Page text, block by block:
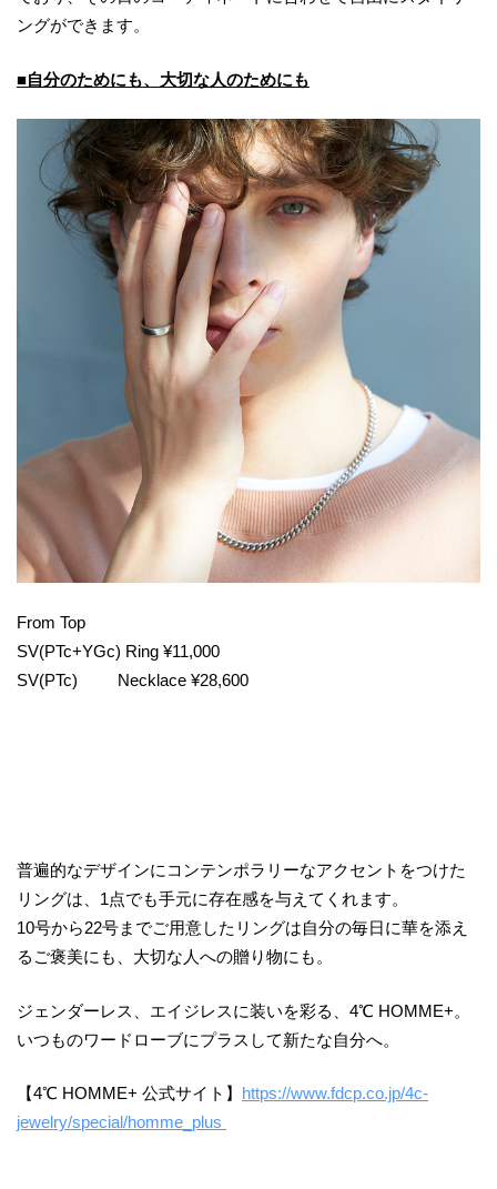
ングができます。
■自分のためにも、大切な人のためにも
From Top
SV(PTc+YGc) Ring ¥11,000
SV(PTc) Necklace ¥28,600
普遍的なデザインにコンテンポラリーなアクセントをつけた
リングは、1点でも手元に存在感を与えてくれます。
10号から22号までご用意したリングは自分の毎日に華を添え
るご褒美にも、大切な人への贈り物にも。
ジェンダーレス、エイジレスに装いを彩る、4℃ HOMME+。
いつものワードローブにプラスして新たな自分へ。
【4℃ HOMME+ 公式サイト】 https://www.fdcp.co.jp/4c-
jewelry/special/homme_plus